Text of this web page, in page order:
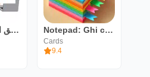
تطبيق اختبار الكتروني Notepad: Ghi chú Trình tổ chức
Cards
9.4